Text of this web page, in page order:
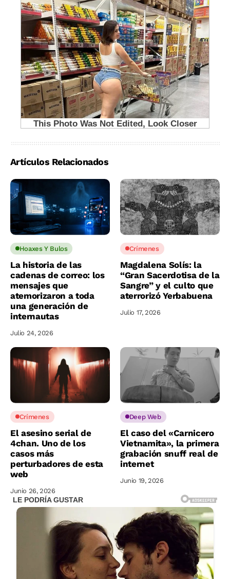
Artículos Relacionados
Hoaxes Y Bulos
La historia de las
cadenas de correo: los
mensajes que
atemorizaron a toda
una generación de
internautas
Julio 24, 2026
Crímenes
Magdalena Solís: la
“Gran Sacerdotisa de la
Sangre” y el culto que
aterrorizó Yerbabuena
Julio 17, 2026
Crímenes
El asesino serial de
4chan. Uno de los
casos más
perturbadores de esta
web
Junio 26, 2026
Deep Web
El caso del «Carnicero
Vietnamita», la primera
grabación snuff real de
internet
Junio 19, 2026